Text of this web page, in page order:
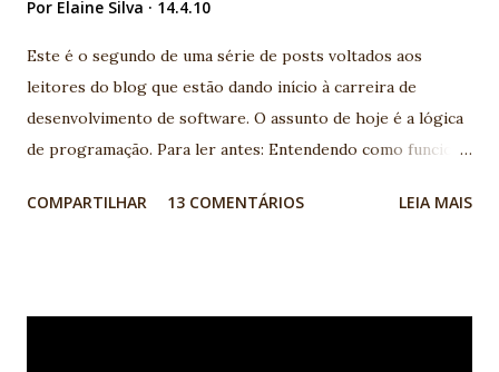
Por Elaine Silva 14.4.10
Este é o segundo de uma série de posts voltados aos
leitores do blog que estão dando início à carreira de
desenvolvimento de software. O assunto de hoje é a lógica
de programação. Para ler antes: Entendendo como funciona
programação, lógica, banco de dados A lógica de
COMPARTILHAR 13 COMENTÁRIOS LEIA MAIS